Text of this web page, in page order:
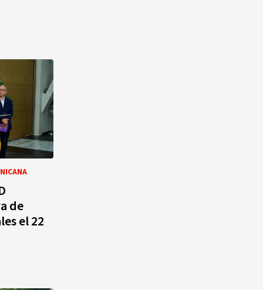
de
el 22